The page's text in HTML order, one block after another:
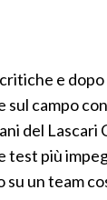
e dopo
sul campo
del Lascari
test più
su un team